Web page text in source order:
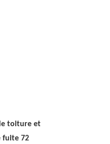
toiture et
fuite 72